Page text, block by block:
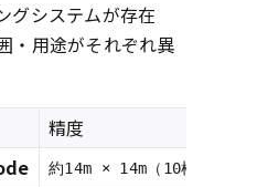
グシステムが存在
・用途がそれぞれ異
精度
約14m × 14m（10桁）